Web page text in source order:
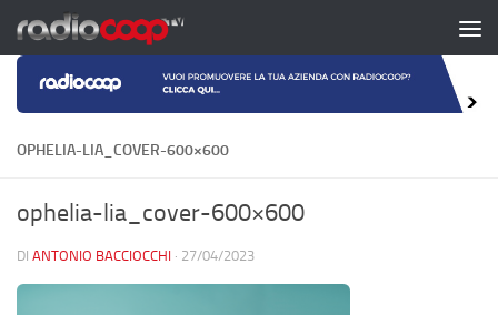
Salta al contenuto
OPHELIA-LIA_COVER-600×600
ophelia-lia_cover-600×600
DI ANTONIO BACCIOCCHI · 27/04/2023